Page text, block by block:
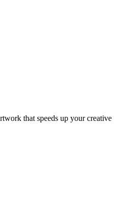
that speeds up your creative